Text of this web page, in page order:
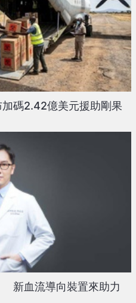
碼2.42億美元援助剛果
新血流導向裝置來助力